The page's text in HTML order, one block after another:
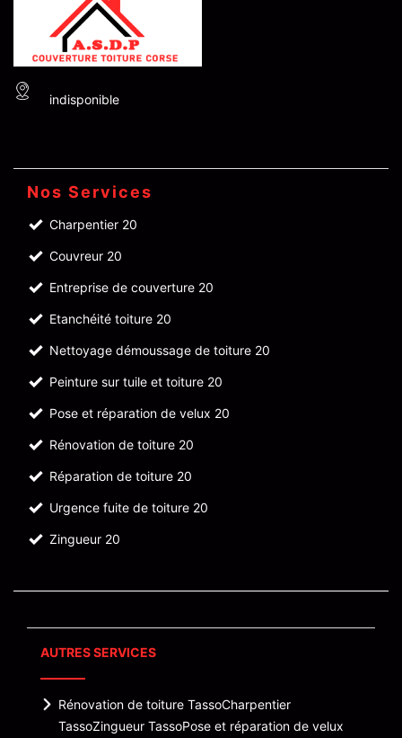
indisponible
Nos Services
Charpentier 20
Couvreur 20
Entreprise de couverture 20
Etanchéité toiture 20
Nettoyage démoussage de toiture 20
Peinture sur tuile et toiture 20
Pose et réparation de velux 20
Rénovation de toiture 20
Réparation de toiture 20
Urgence fuite de toiture 20
Zingueur 20
AUTRES SERVICES
Rénovation de toiture TassoCharpentier
TassoZingueur TassoPose et réparation de velux